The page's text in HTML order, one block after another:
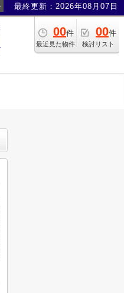
最終更新：2026年08月07日
00件
最近見た物件
00件
検討リスト